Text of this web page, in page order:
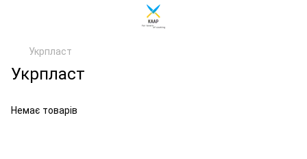
Укрпласт
Укрпласт
Немає товарів